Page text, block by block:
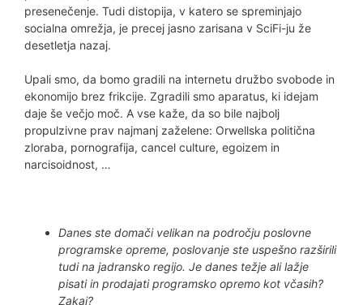
presenečenje. Tudi distopija, v katero se spreminjajo
socialna omrežja, je precej jasno zarisana v SciFi-ju že
desetletja nazaj.
Upali smo, da bomo gradili na internetu družbo svobode in
ekonomijo brez frikcije. Zgradili smo aparatus, ki idejam
daje še večjo moč. A vse kaže, da so bile najbolj
propulzivne prav najmanj zaželene: Orwellska politična
zloraba, pornografija, cancel culture, egoizem in
narcisoidnost, …
Danes ste domači velikan na področju poslovne
programske opreme, poslovanje ste uspešno razširili
tudi na jadransko regijo. Je danes težje ali lažje
pisati in prodajati programsko opremo kot včasih?
Zakaj?